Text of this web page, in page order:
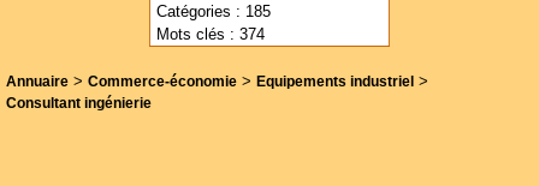
Catégories : 185
Mots clés : 374
Annuaire > Commerce-économie > Equipements industriel >
Consultant ingénierie